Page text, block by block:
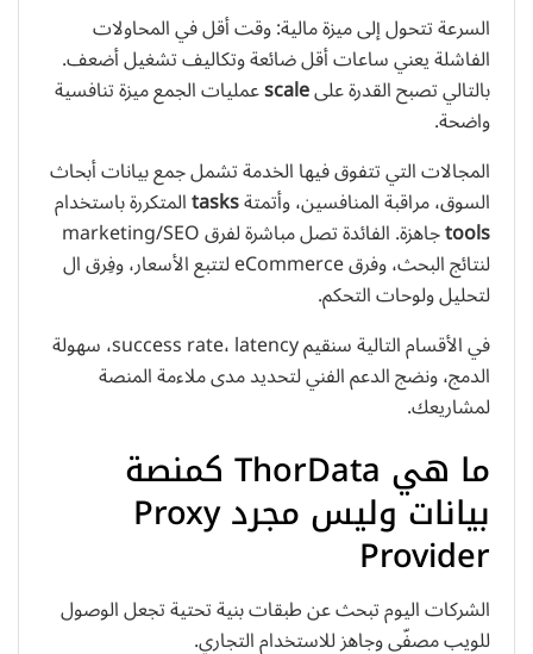
السرعة تتحول إلى ميزة مالية: وقت أقل في المحاولات
الفاشلة يعني ساعات أقل ضائعة وتكاليف تشغيل أضعف.
بالتالي تصبح القدرة علىscaleعمليات الجمع ميزة تنافسية
واضحة.
المجالات التي تتفوق فيها الخدمة تشمل جمع بيانات أبحاث
السوق، مراقبة المنافسين، وأتمتةtasksالمتكررة باستخدام
tools جاهزة. الفائدة تصل مباشرة لفرق marketing/SEO
لنتائج البحث، وفرق eCommerce لتتبع الأسعار، وفِرق ال
لتحليل ولوحات التحكم.
في الأقسام التالية سنقيم success rate، latency، سهولة
الدمج، ونضج الدعم الفني لتحديد مدى ملاءمة المنصة
لمشاريعك.
ما هي ThorData كمنصة
بيانات وليس مجرد Proxy
Provider
الشركات اليوم تبحث عن طبقات بنية تحتية تجعل الوصول
للويب مصفّى وجاهز للاستخدام التجاري.